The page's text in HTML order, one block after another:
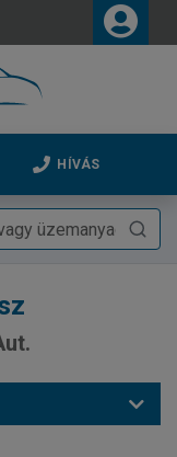
HÍVÁS